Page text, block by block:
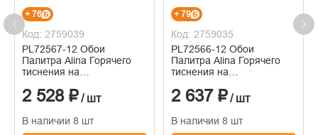
+ 76
Код: 2759039
PL72567-12 Обои
Палитра Alina Горячего
тиснения на
1.06м x 10.05
2 528 ₽/ шт
В наличии 8 шт
+ 79
Код: 2759035
PL72566-12 Обои
Палитра Alina Горячего
тиснения на
1.06м x 10.05
2 637 ₽/ шт
В наличии 8 шт